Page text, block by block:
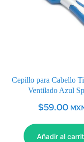
Cepillo para Cabello
Ventilado Azul
$59.00
Añadir al